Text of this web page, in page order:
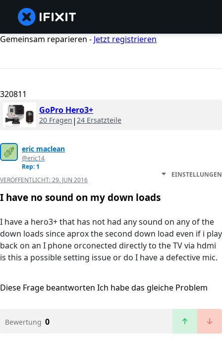
Gemeinsam reparieren - Jetzt registrieren
320811
GoPro Hero3+
20 Fragen | 24 Ersatzteile
eric maclean
@eric14
Rep: 1
VERÖFFENTLICHT:29. JUN 2016
EINSTELLUNGEN
I have no sound on my down loads
I have a hero3+ that has not had any sound on any of the
down loads since aprox the second down load even if i play
back on an I phone orconected directly to the TV via hdmi
is this a possible setting issue or do I have a defective mic.
Diese Frage beantworten Ich habe das gleiche Problem
Bewertung 0